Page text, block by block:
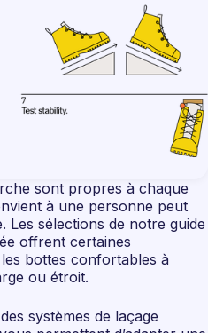
sont propres à chaque
à une personne peut
Les sélections de notre guide
offrent certaines
bottes confortables à
ou étroit.
systèmes de laçage